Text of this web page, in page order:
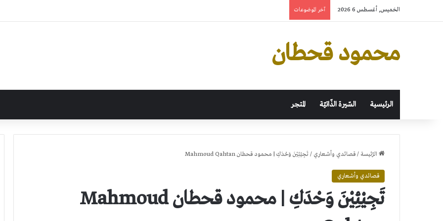
الخميس, أغسطس 6 2026 آخر الموضوعات
محمود قحطان
الرئيسية السّيرة الذّاتيّة المتجر
الرّئيسة /قصائدي وأشعاري /تَجِيْئِيْنَ وَحْدَكِ | محمود قحطان Mahmoud Qahtan
قصائدي وأشعاري
تَجِيْئِيْنَ وَحْدَكِ | محمود قحطان Mahmoud